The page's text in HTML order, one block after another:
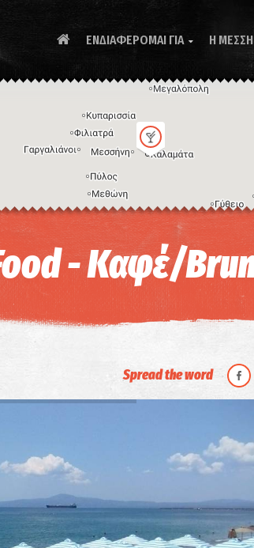
ΕΝΔΙΑΦΕΡΟΜΑΙ ΓΙΑ  Η
- Καφέ/
Spread the word